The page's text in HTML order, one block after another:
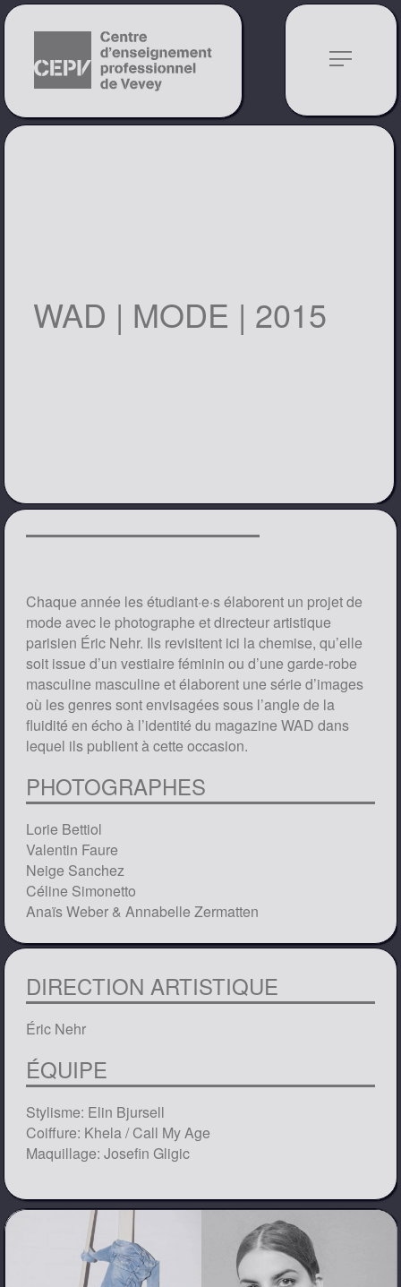
notes
WAD | MODE | 2015
Chaque année les étudiant·e·s élaborent un projet de
mode avec le photographe et directeur artistique
parisien Éric Nehr. Ils revisitent ici la chemise, qu’elle
soit issue d’un vestiaire féminin ou d’une garde-robe
masculine masculine et élaborent une série d’images
où les genres sont envisagées sous l’angle de la
fluidité en écho à l’identité du magazine WAD dans
lequel ils publient à cette occasion.
PHOTOGRAPHES
Lorie Bettiol
Valentin Faure
Neige Sanchez
Céline Simonetto
Anaïs Weber & Annabelle Zermatten
DIRECTION ARTISTIQUE
Éric Nehr
ÉQUIPE
Stylisme: Elin Bjursell
Coiffure: Khela / Call My Age
Maquillage: Josefin Gligic